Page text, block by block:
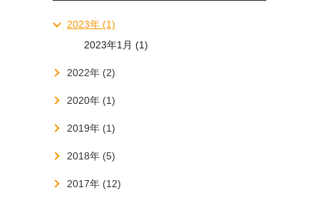
2023年 (1)
2023年1月 (1)
2022年 (2)
2020年 (1)
2019年 (1)
2018年 (5)
2017年 (12)